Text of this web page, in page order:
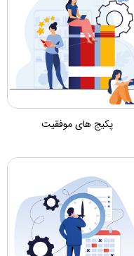
پکیج های موفقیت